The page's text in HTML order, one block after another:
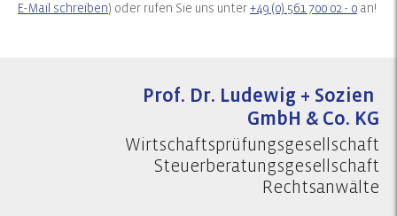
E-Mail schreiben) oder rufen Sie uns unter+49 (0) 561 700 02 - 0 an!
Prof. Dr. Ludewig + Sozien
GmbH & Co. KG
Wirtschaftsprüfungsgesellschaft
Steuerberatungsgesellschaft
Rechtsanwälte